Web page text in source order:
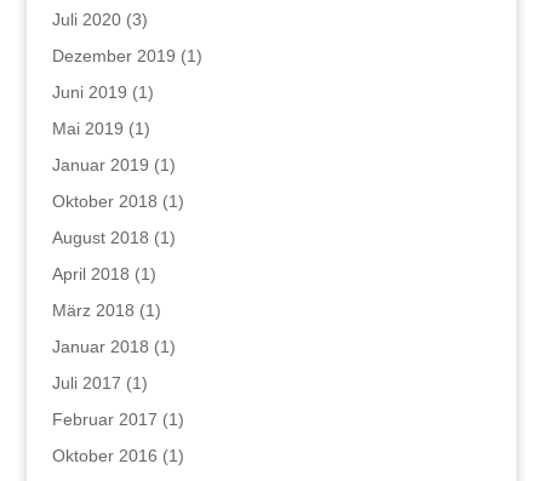
Juli 2020(3)
Dezember 2019 (1)
Juni 2019 (1)
Mai 2019 (1)
Januar 2019 (1)
Oktober 2018 (1)
August 2018 (1)
April 2018 (1)
März 2018 (1)
Januar 2018 (1)
Juli 2017 (1)
Februar 2017 (1)
Oktober 2016 (1)